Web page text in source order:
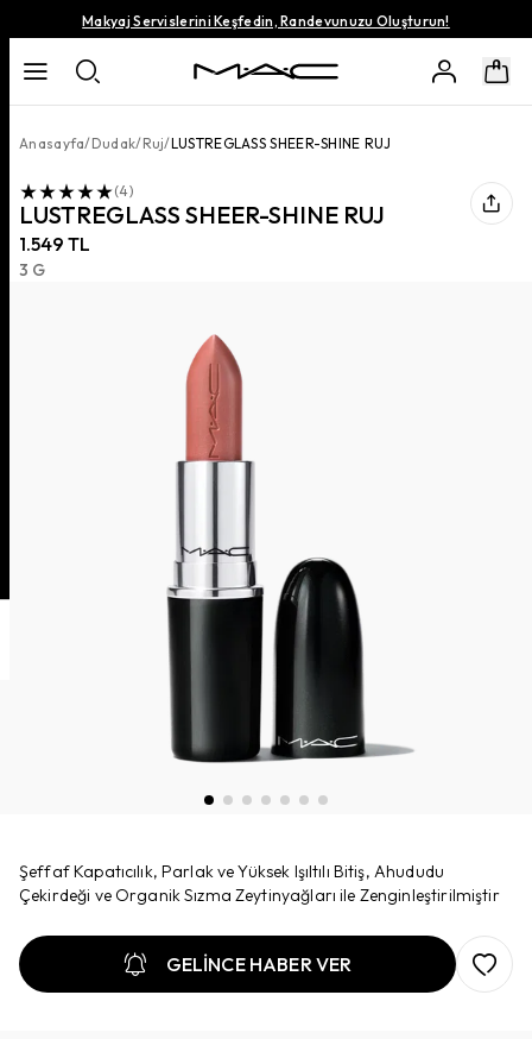
Makyaj Servislerini Keşfedin, Randevunuzu Oluşturun!
Anasayfa/Dudak/Ruj/LUSTREGLASS SHEER-SHINE RUJ
(4)
LUSTREGLASS SHEER-SHINE RUJ
1.549 TL
3 G
Şeffaf Kapatıcılık, Parlak ve Yüksek Işıltılı Bitiş, Ahududu
Çekirdeği ve Organik Sızma Zeytinyağları ile Zenginleştirilmiştir
GELİNCE HABER VER